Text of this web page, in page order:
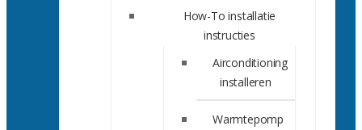
How-To installatie
instructies
Airconditioning
installeren
Warmtepomp